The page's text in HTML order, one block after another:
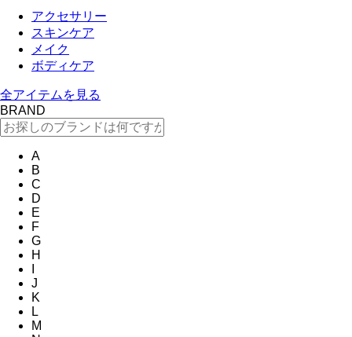
アクセサリー
スキンケア
メイク
ボディケア
全アイテムを見る
BRAND
A
B
C
D
E
F
G
H
J
K
L
M